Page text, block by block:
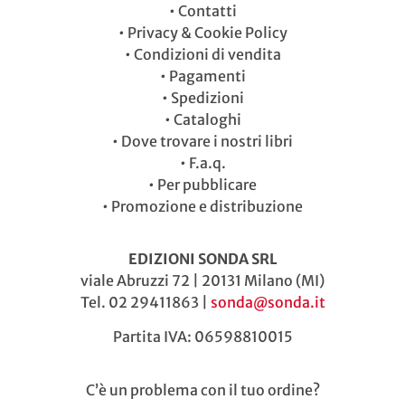
• Contatti
• Privacy & Cookie Policy
• Condizioni di vendita
• Pagamenti
• Spedizioni
• Cataloghi
• Dove trovare i nostri libri
• F.a.q.
• Per pubblicare
• Promozione e distribuzione
EDIZIONI SONDA SRL
viale Abruzzi 72 | 20131 Milano (MI)
Tel. 02 29411863 | sonda@sonda.it
Partita IVA: 06598810015
C’è un problema con il tuo ordine?